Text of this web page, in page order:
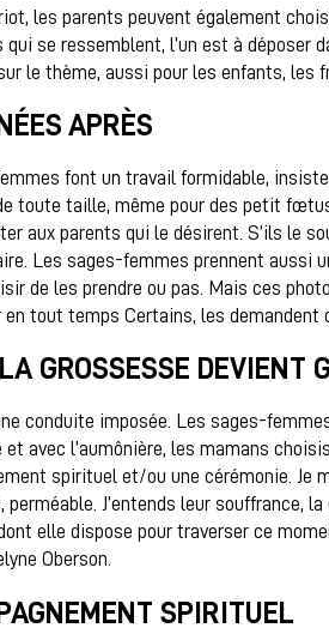
les parents peuvent également
qui se ressemblent, l’un est à déposer
le thème, aussi pour les enfants, les
APRÈS
font un travail formidable,
toute taille, même pour des petit
aux parents qui le désirent. S’ils le
Les sages-femmes prennent aussi
de les prendre ou pas. Mais ces
tout temps Certains, les demandent
GROSSESSE DEVIENT
conduite imposée. Les sages-
et avec l’aumônière, les mamans
spirituel et/ou une cérémonie. Je
J’entends leur souffrance,
elle dispose pour traverser ce
Oberson.
SPIRITUEL